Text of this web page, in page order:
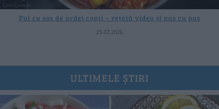
Pui cu sos de ardei copți – rețetă video și pas cu pas
25.07.2026
ULTIMELE ȘTIRI